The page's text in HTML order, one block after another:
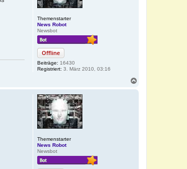
Themenstarter
News Robot
Newsbot
Offline
Beiträge: 16430
Registriert: 3. März 2010, 03:16
Themenstarter
News Robot
Newsbot